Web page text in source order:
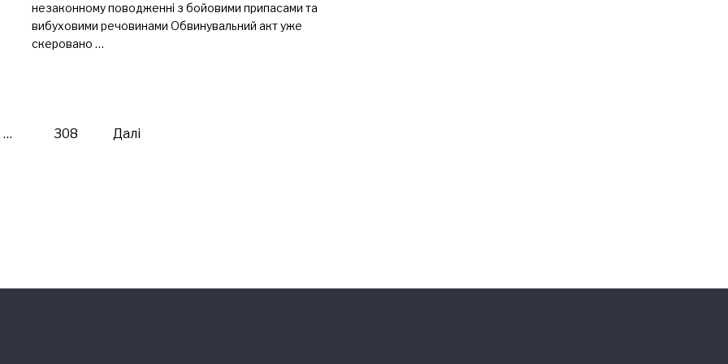
незаконному поводженні з бойовими припасами та
вибуховими речовинами Обвинувальний акт уже
скеровано …
… 308 Далі